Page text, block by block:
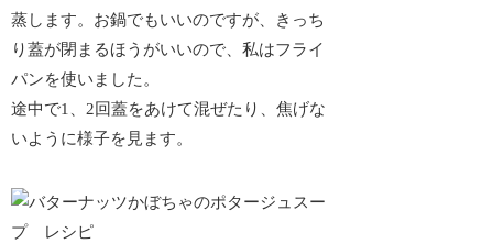
蒸します。お鍋でもいいのですが、きっち
り蓋が閉まるほうがいいので、私はフライ
パンを使いました。
途中で1、2回蓋をあけて混ぜたり、焦げな
いように様子を見ます。